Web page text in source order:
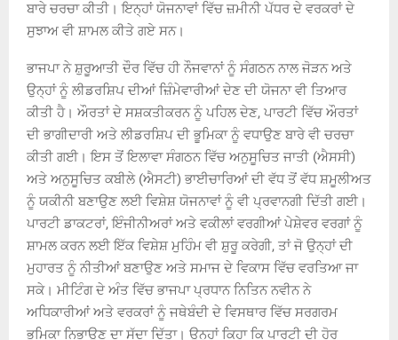
ਬਾਰੇ ਚਰਚਾ ਕੀਤੀ। ਇਨ੍ਹਾਂ ਯੋਜਨਾਵਾਂ ਵਿੱਚ ਜ਼ਮੀਨੀ ਪੱਧਰ ਦੇ ਵਰਕਰਾਂ ਦੇ
ਸੁਝਾਅ ਵੀ ਸ਼ਾਮਲ ਕੀਤੇ ਗਏ ਸਨ।
ਭਾਜਪਾ ਨੇ ਸ਼ੁਰੂਆਤੀ ਦੌਰ ਵਿੱਚ ਹੀ ਨੌਜਵਾਨਾਂ ਨੂੰ ਸੰਗਠਨ ਨਾਲ ਜੋੜਨ ਅਤੇ
ਉਨ੍ਹਾਂ ਨੂੰ ਲੀਡਰਸ਼ਿਪ ਦੀਆਂ ਜ਼ਿੰਮੇਵਾਰੀਆਂ ਦੇਣ ਦੀ ਯੋਜਨਾ ਵੀ ਤਿਆਰ
ਕੀਤੀ ਹੈ। ਔਰਤਾਂ ਦੇ ਸਸ਼ਕਤੀਕਰਨ ਨੂੰ ਪਹਿਲ ਦੇਣ, ਪਾਰਟੀ ਵਿੱਚ ਔਰਤਾਂ
ਦੀ ਭਾਗੀਦਾਰੀ ਅਤੇ ਲੀਡਰਸ਼ਿਪ ਦੀ ਭੂਮਿਕਾ ਨੂੰ ਵਧਾਉਣ ਬਾਰੇ ਵੀ ਚਰਚਾ
ਕੀਤੀ ਗਈ। ਇਸ ਤੋਂ ਇਲਾਵਾ ਸੰਗਠਨ ਵਿੱਚ ਅਨੁਸੂਚਿਤ ਜਾਤੀ (ਐਸਸੀ)
ਅਤੇ ਅਨੁਸੂਚਿਤ ਕਬੀਲੇ (ਐਸਟੀ) ਭਾਈਚਾਰਿਆਂ ਦੀ ਵੱਧ ਤੋਂ ਵੱਧ ਸ਼ਮੂਲੀਅਤ
ਨੂੰ ਯਕੀਨੀ ਬਣਾਉਣ ਲਈ ਵਿਸ਼ੇਸ਼ ਯੋਜਨਾਵਾਂ ਨੂੰ ਵੀ ਪ੍ਰਵਾਨਗੀ ਦਿੱਤੀ ਗਈ।
ਪਾਰਟੀ ਡਾਕਟਰਾਂ, ਇੰਜੀਨੀਅਰਾਂ ਅਤੇ ਵਕੀਲਾਂ ਵਰਗੀਆਂ ਪੇਸ਼ੇਵਰ ਵਰਗਾਂ ਨੂੰ
ਸ਼ਾਮਲ ਕਰਨ ਲਈ ਇੱਕ ਵਿਸ਼ੇਸ਼ ਮੁਹਿੰਮ ਵੀ ਸ਼ੁਰੂ ਕਰੇਗੀ, ਤਾਂ ਜੋ ਉਨ੍ਹਾਂ ਦੀ
ਮੁਹਾਰਤ ਨੂੰ ਨੀਤੀਆਂ ਬਣਾਉਣ ਅਤੇ ਸਮਾਜ ਦੇ ਵਿਕਾਸ ਵਿੱਚ ਵਰਤਿਆ ਜਾ
ਸਕੇ। ਮੀਟਿੰਗ ਦੇ ਅੰਤ ਵਿੱਚ ਭਾਜਪਾ ਪ੍ਰਧਾਨ ਨਿਤਿਨ ਨਵੀਨ ਨੇ
ਅਧਿਕਾਰੀਆਂ ਅਤੇ ਵਰਕਰਾਂ ਨੂੰ ਜਥੇਬੰਦੀ ਦੇ ਵਿਸਥਾਰ ਵਿੱਚ ਸਰਗਰਮ
ਭੂਮਿਕਾ ਨਿਭਾਉਣ ਦਾ ਸੱਦਾ ਦਿੱਤਾ। ਉਨ੍ਹਾਂ ਕਿਹਾ ਕਿ ਪਾਰਟੀ ਦੀ ਹੋਰ